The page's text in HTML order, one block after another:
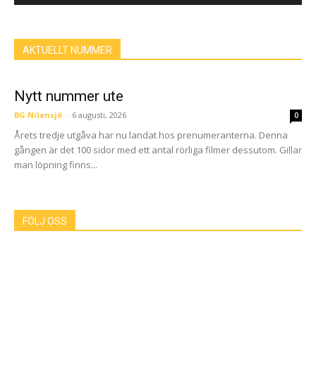
AKTUELLT NUMMER
Nytt nummer ute
BG Nilensjö - 6 augusti, 2026 0
Årets tredje utgåva har nu landat hos prenumeranterna. Denna
gången är det 100 sidor med ett antal rörliga filmer dessutom. Gillar
man löpning finns...
FÖLJ OSS